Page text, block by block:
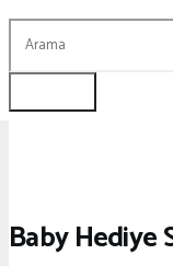
Baby Hediye